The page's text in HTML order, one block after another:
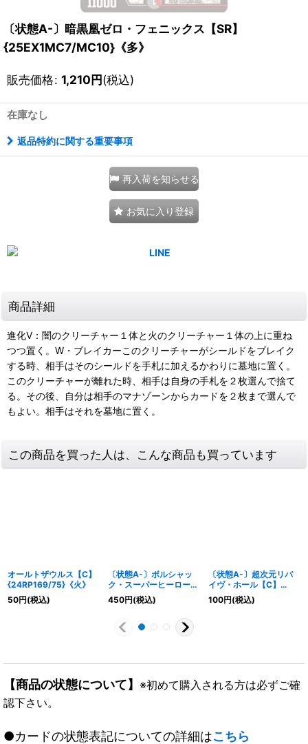
〔状態A-〕暗黒凰ゼロ・フェニックス【SR】
{25EX1MC7/MC10}《多》
販売価格: 1,210円(税込)
在庫なし
返品特約に関する重要事項
再入荷を知らせる
お気に入り登録
商品詳細
進化V：闇のクリーチャー１体と火のクリーチャー１体の上に重ね
つつ置く。W・ブレイカーこのクリーチャーがシールドをブレイク
する時、相手はそのシールドを手札に加えるかわりに墓地に置く。
このクリーチャーが離れた時、相手は自身の手札を２枚選んで捨て
る。その後、自分は相手のマナゾーンからカードを２枚まで選んで
もよい。相手はそれを墓地に置く。
この商品を買った人は、こんな商品も買っています
オールトザウルス【C】
{24RP169/75}《火》
50円(税込)
〔状態A-〕ボルシャッ
ク・スーパーヒーロー/
超英雄タイム【R】
{25EX3TF6/TF40}
450円(税込)
〔状態A-〕超次元リバ
イヴ・ホール【C】
{DM3693/110}《闇》
100円(税込)
【商品の状態について】 ※初めて購入される方は必ずご確
認下さい。
●カードの状態表記についての詳細はこちら